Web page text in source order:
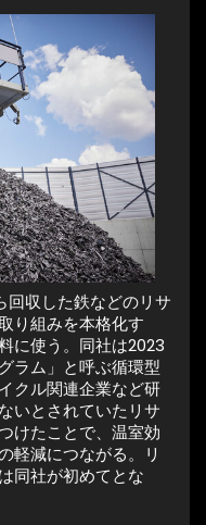
回収した鉄などのリサ
り組みを本格化す
に使う。同社は2023
ラム」と呼ぶ循環型
クル関連企業など研
いとされていたリサ
けたことで、温室効
軽減につながる。リ
同社が初めてとな